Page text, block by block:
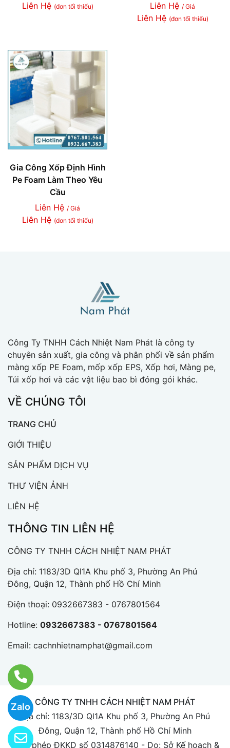
Zalo
Liên Hệ (đơn tối thiểu)
Liên Hệ / Giá
Liên Hệ (đơn tối thiểu)
Gia Công Xốp Định Hình
Pe Foam Làm Theo Yêu
Cầu
Liên Hệ / Giá
Liên Hệ (đơn tối thiểu)
Công Ty TNHH Cách Nhiệt Nam Phát là công ty
chuyên sản xuất, gia công và phân phối về sản phẩm
màng xốp PE Foam, mốp xốp EPS, Xốp hơi, Màng pe,
Túi xốp hơi và các vật liệu bao bì đóng gói khác.
VỀ CHÚNG TÔI
TRANG CHỦ
GIỚI THIỆU
SẢN PHẨM DỊCH VỤ
THƯ VIỆN ẢNH
LIÊN HỆ
THÔNG TIN LIÊN HỆ
CÔNG TY TNHH CÁCH NHIỆT NAM PHÁT
Địa chỉ: 1183/3D Ql1A Khu phố 3, Phường An Phú
Đông, Quận 12, Thành phố Hồ Chí Minh
Điện thoại: 0932667383 - 0767801564
Hotline: 0932667383 - 0767801564
Email: cachnhietnamphat@gmail.com
CÔNG TY TNHH CÁCH NHIỆT NAM PHÁT
Địa chỉ: 1183/3D Ql1A Khu phố 3, Phường An Phú
Đông, Quận 12, Thành phố Hồ Chí Minh
Giấy phép ĐKKD số 0314876140 - Do: Sở Kế hoạch &